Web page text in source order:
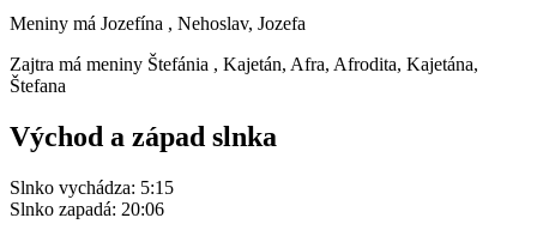
Meniny má Jozefína , Nehoslav, Jozefa
Zajtra má meniny Štefánia , Kajetán, Afra, Afrodita, Kajetána,
Štefana
Východ a západ slnka
Slnko vychádza: 5:15
Slnko zapadá: 20:06